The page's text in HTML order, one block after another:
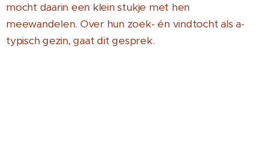
mocht daarin een klein stukje met hen
meewandelen. Over hun zoek- én vindtocht als a-
typisch gezin, gaat dit gesprek.